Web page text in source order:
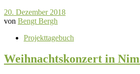
20. Dezember 2018
von Bengt Bergh
Projekttagebuch
Weihnachtskonzert in